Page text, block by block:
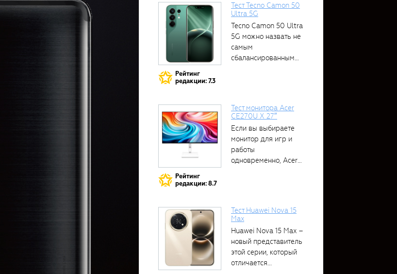
Рейтинг
редакции: 7.3
Тест Tecno Camon 50
Ultra 5G
Tecno Camon 50 Ultra
5G можно назвать не
самым
сбалансированным
Рейтинг
редакции: 8.7
Тест монитора Acer
CE270U X 27″
Если вы выбираете
монитор для игр и
работы
одновременно, Acer
Тест Huawei Nova 15
Max
Huawei Nova 15 Max –
новый представитель
этой серии, который
отличается...